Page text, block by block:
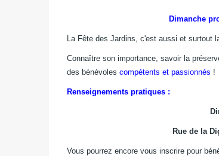
Dimanche
La Fête des Jardins, c'est aussi et surtout
Connaître son importance, savoir la
des bénévoles compétents et passionnés !
Renseignements pratiques :
Rue de la
Vous pourrez encore vous inscrire pour